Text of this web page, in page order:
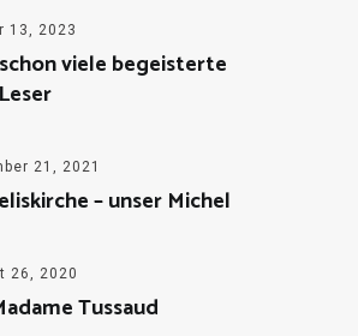
13, 2023
viele begeisterte
21, 2021
– unser Michel
26, 2020
Tussaud